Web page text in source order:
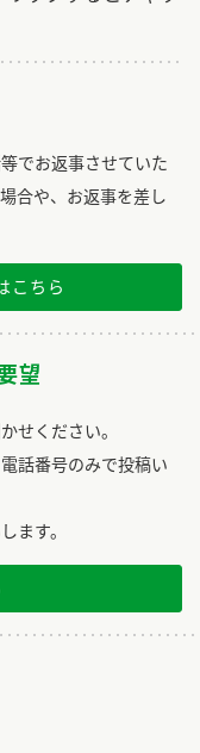
でお返事させていた
合や、お返事を差し
こちら
望
せください。
話番号のみで投稿い
ます。